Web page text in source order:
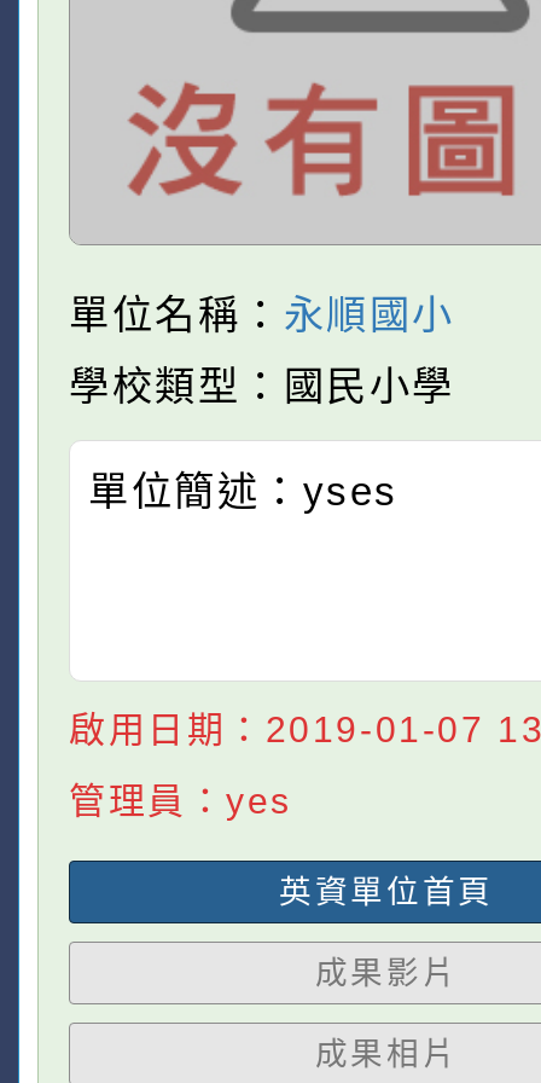
單位名稱： 永順國小
學校類型：國民小學
單位簡述：yses
啟用日期：2019-01-07
管理員：yes
英資單位首頁
成果影片
成果相片